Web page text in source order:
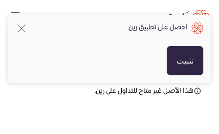
هذا الأصل غير متاح للتداول على رين.
احصل على تطبيق رين
تثبيت